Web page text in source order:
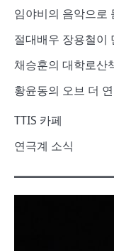
임야비의 음악으로
절대배우 장용철이
채승훈의 대학로산
황윤동의 오브 더
TTIS 카페
연극계 소식